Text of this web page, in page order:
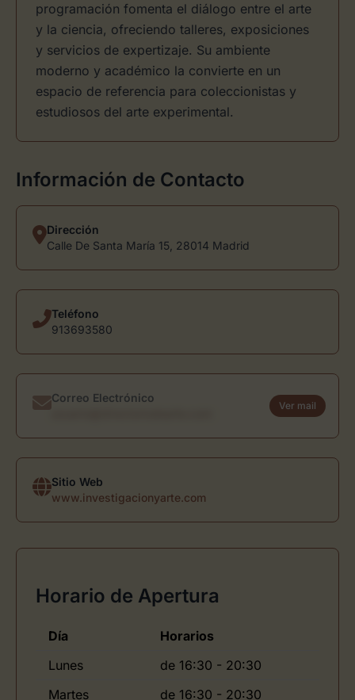
programación fomenta el diálogo entre el arte
y la ciencia, ofreciendo talleres, exposiciones
y servicios de expertizaje. Su ambiente
moderno y académico la convierte en un
espacio de referencia para coleccionistas y
estudiosos del arte experimental.
Información de Contacto
Dirección
Calle De Santa María 15, 28014 Madrid
Teléfono
913693580
Correo Electrónico
Ver mail
Sitio Web
www.investigacionyarte.com
Horario de Apertura
Día
Horarios
Lunes
de 16:30 - 20:30
Martes
de 16:30 - 20:30